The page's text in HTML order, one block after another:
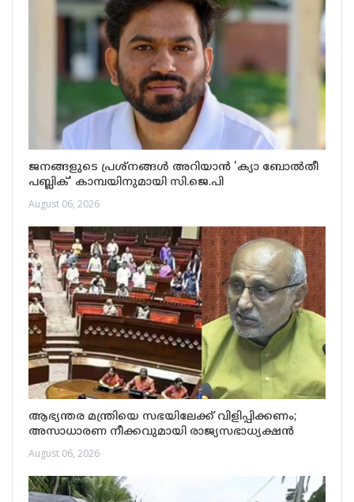
ജനങ്ങളുടെ പ്രശ്നങ്ങൾ അറിയാൻ 'ക്യാ ബോൽതീ
പബ്ലിക്' കാമ്പയിനുമായി സി.ജെ.പി
August 06, 2026
ആഭ്യന്തര മന്ത്രിയെ സഭയിലേക്ക് വിളിപ്പിക്കണം;
അസാധാരണ നീക്കവുമായി രാജ്യസഭാധ്യക്ഷൻ
August 06, 2026